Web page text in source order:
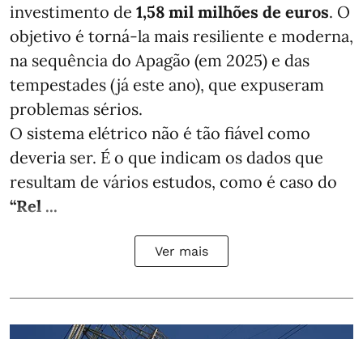
investimento de 1,58 mil milhões de euros. O
objetivo é torná-la mais resiliente e moderna,
na sequência do Apagão (em 2025) e das
tempestades (já este ano), que expuseram
problemas sérios.
O sistema elétrico não é tão fiável como
deveria ser. É o que indicam os dados que
resultam de vários estudos, como é caso do
“Rel ...
Ver mais